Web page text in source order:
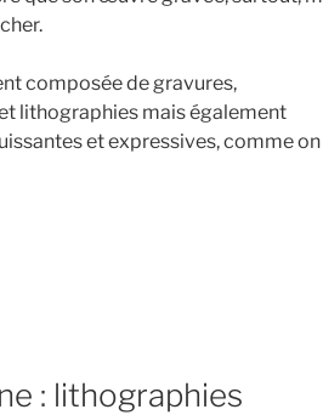
composée de gravures,
lithographies mais également
et expressives, comme on
: lithographies